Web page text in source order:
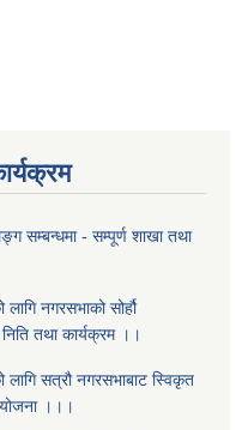
सम्बन्धमा - सम्पूर्ण शाखा तथा
नगरसभाको सोर्हौ
तथा कार्यक्रम ।।
सत्रौ नगरसभाबाट स्विकृत
योजना ।।।